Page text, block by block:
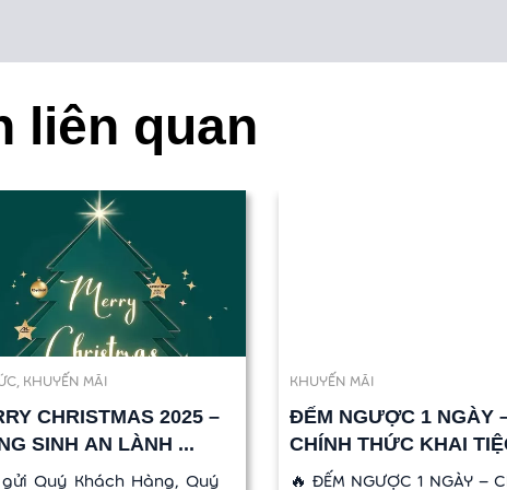
liên quan
, KHUYẾN MÃI
CHRISTMAS 2025 –
SINH AN LÀNH ...
gửi Quý Khách Hàng, Quý
KHUYẾN MÃI
ĐẾM NGƯỢC 1 NGÀY
CHÍNH THỨC KHAI
DEAL ...
🔥 ĐẾM NGƯỢC 1 NGÀY –